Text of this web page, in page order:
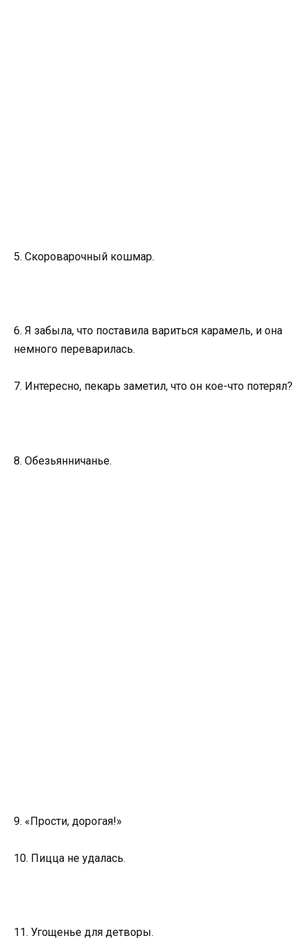
5. Скороварочный кошмар.
6. Я забыла, что поставила вариться карамель, и она
немного переварилась.
7. Интересно, пекарь заметил, что он кое-что потерял?
8. Обезьянничанье.
9. «Прости, дорогая!»
10. Пицца не удалась.
11. Угощенье для детворы.